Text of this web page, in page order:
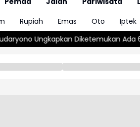
Rupiah Emas Oto Iptek
Ada 6 Juta Data Ganda Siswa